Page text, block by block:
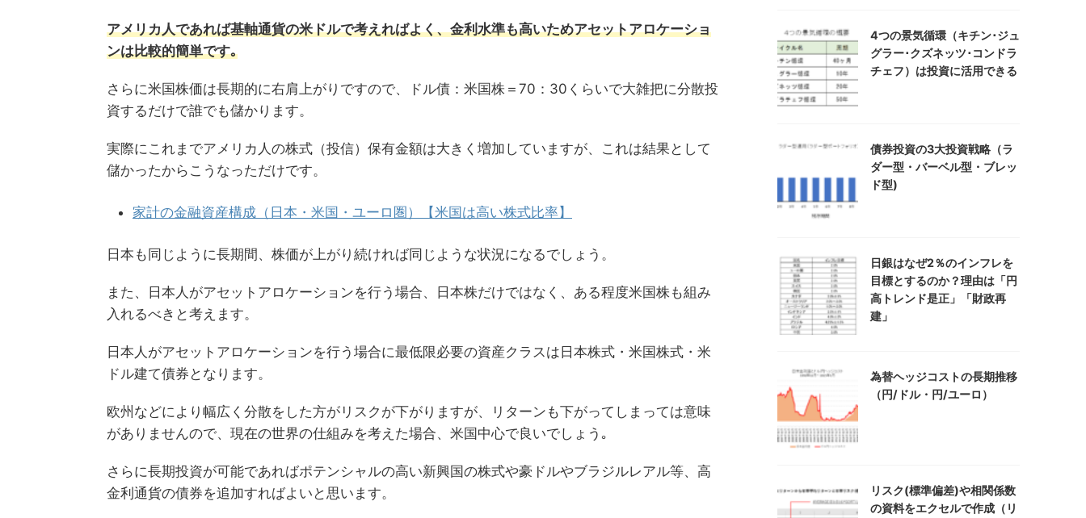
アメリカ人であれば基軸通貨の米ドルで考えればよく、金利水準も高いためアセットアロケーショ
ンは比較的簡単です｡
さらに米国株価は長期的に右肩上がりですので、ドル債：米国株＝70：30くらいで大雑把に分散投
資するだけで誰でも儲かります。
実際にこれまでアメリカ人の株式（投信）保有金額は大きく増加していますが、これは結果として
儲かったからこうなっただけです。
家計の金融資産構成（日本・米国・ユーロ圏）【米国は高い株式比率】
日本も同じように長期間、株価が上がり続ければ同じような状況になるでしょう。
また、日本人がアセットアロケーションを行う場合、日本株だけではなく、ある程度米国株も組み
入れるべきと考えます。
日本人がアセットアロケーションを行う場合に最低限必要の資産クラスは日本株式・米国株式・米
ドル建て債券となります。
欧州などにより幅広く分散をした方がリスクが下がりますが、リターンも下がってしまっては意味
がありませんので、現在の世界の仕組みを考えた場合、米国中心で良いでしょう｡
さらに長期投資が可能であればポテンシャルの高い新興国の株式や豪ドルやブラジルレアル等、高
金利通貨の債券を追加すればよいと思います。
4つの景気循環（キチン･ジュ
グラー･クズネッツ･コンドラ
チェフ）は投資に活用できる
債券投資の3大投資戦略（ラ
ダー型・バーベル型・ブレッ
ド型)
日銀はなぜ2％のインフレを
目標とするのか？理由は「円
高トレンド是正」「財政再
建」
為替ヘッジコストの長期推移
（円/ドル・円/ユーロ）
リスク(標準偏差)や相関係数
の資料をエクセルで作成（リ